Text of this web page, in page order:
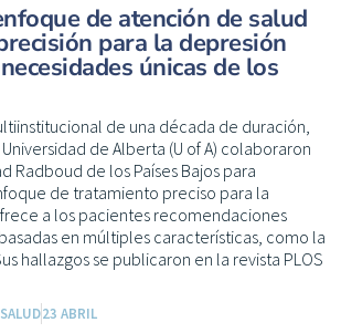
de atención de salud
para la depresión
únicas de los
de una década de duración,
de Alberta (U of A) colaboraron
Radboud de los Países Bajos para
de tratamiento preciso para la
a los pacientes recomendaciones
en múltiples características, como la
hallazgos se publicaron en la revista PLOS
23 ABRIL